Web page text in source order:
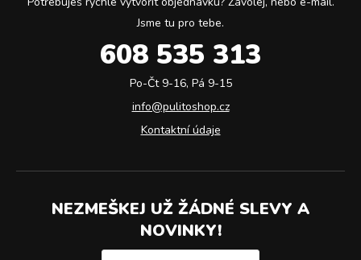
Jsme tu pro tebe.
608 535 313
Po-Čt 9-16, Pá 9-15
info@pulitoshop.cz
Kontaktní údaje
NEZMEŠKEJ UŽ ŽÁDNÉ SLEVY A
NOVINKY!